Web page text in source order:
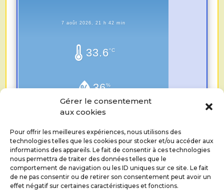
Gérer le consentement
aux cookies
Pour offrir les meilleures expériences, nous utilisons des
technologies telles que les cookies pour stocker et/ou accéder aux
informations des appareils. Le fait de consentir à ces technologies
nous permettra de traiter des données telles que le
comportement de navigation ou les ID uniques sur ce site. Le fait
de ne pas consentir ou de retirer son consentement peut avoir un
effet négatif sur certaines caractéristiques et fonctions.
7 août 2026, 21 h 42 min
33.6°C
36%
0.0mm